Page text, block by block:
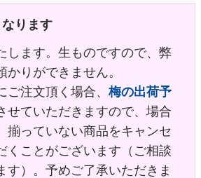
ります
します。生ものですので、弊
かりができません。
ご注文頂く場合、梅の出荷予
せていただきますので、場合
揃っていない商品をキャンセ
くことがございます（ご相談
す）。予めご了承いただきま